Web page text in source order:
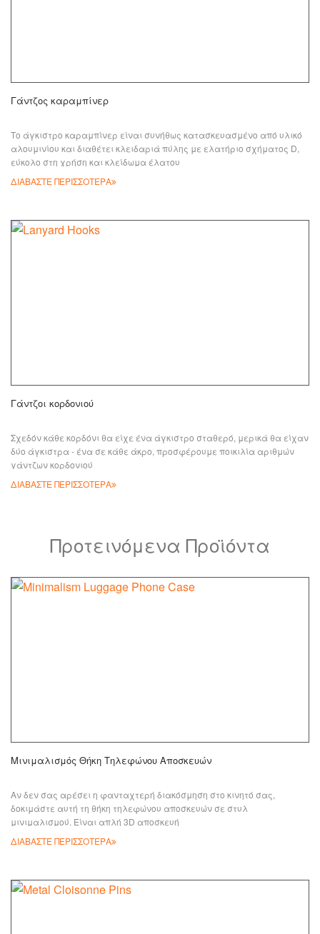
Γάντζος καραμπίνερ
Το άγκιστρο καραμπίνερ είναι συνήθως κατασκευασμένο από υλικό
αλουμινίου και διαθέτει κλειδαριά πύλης με ελατήριο σχήματος D,
εύκολο στη χρήση και κλείδωμα έλατου
ΔΙΑΒΑΣΤΕ ΠΕΡΙΣΣΟΤΕΡΑ
Γάντζοι κορδονιού
Σχεδόν κάθε κορδόνι θα είχε ένα άγκιστρο σταθερό, μερικά θα είχαν
δύο άγκιστρα - ένα σε κάθε άκρο, προσφέρουμε ποικιλία αριθμών
γάντζων κορδονιού
ΔΙΑΒΑΣΤΕ ΠΕΡΙΣΣΟΤΕΡΑ
Προτεινόμενα Προϊόντα
Μινιμαλισμός Θήκη Τηλεφώνου Αποσκευών
Αν δεν σας αρέσει η φανταχτερή διακόσμηση στο κινητό σας,
δοκιμάστε αυτή τη θήκη τηλεφώνου αποσκευών σε στυλ
μινιμαλισμού. Είναι απλή 3D αποσκευή
ΔΙΑΒΑΣΤΕ ΠΕΡΙΣΣΟΤΕΡΑ